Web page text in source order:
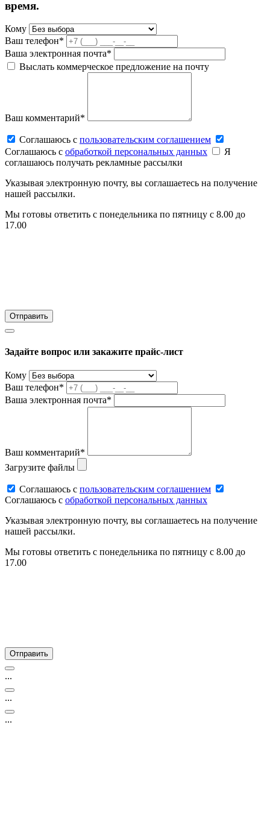
время.
Кому
Ваш телефон*
Ваша электронная почта*
Выслать коммерческое предложение на почту
Ваш комментарий*
Соглашаюсь c пользовательским соглашением
Соглашаюсь c обработкой персональных данных
Я
соглашаюсь получать рекламные рассылки
Указывая электронную почту, вы соглашаетесь на получение
нашей рассылки.
Мы готовы ответить с понедельника по пятницу с 8.00 до
17.00
Задайте вопрос или закажите прайс-лист
Кому
Ваш телефон*
Ваша электронная почта*
Ваш комментарий*
Загрузите файлы
Соглашаюсь c пользовательским соглашением
Соглашаюсь c обработкой персональных данных
Указывая электронную почту, вы соглашаетесь на получение
нашей рассылки.
Мы готовы ответить с понедельника по пятницу с 8.00 до
17.00
...
...
...